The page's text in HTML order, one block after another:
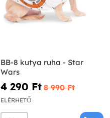
BB-8 kutya ruha - Star
Wars
4 290 Ft‎ 8 990 Ft‎
ELÉRHETŐ